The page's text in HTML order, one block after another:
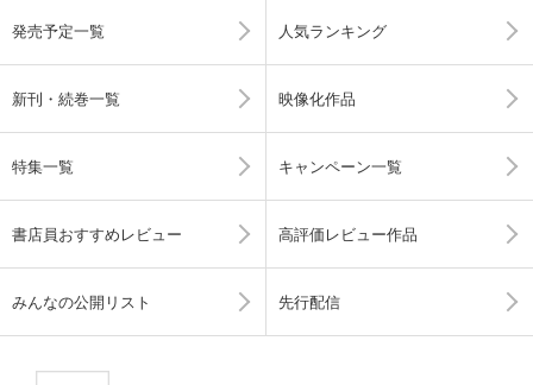
発売予定一覧 人気ランキング
新刊・続巻一覧 映像化作品
特集一覧 キャンペーン一覧
書店員おすすめレビュー 高評価レビュー作品
みんなの公開リスト 先行配信